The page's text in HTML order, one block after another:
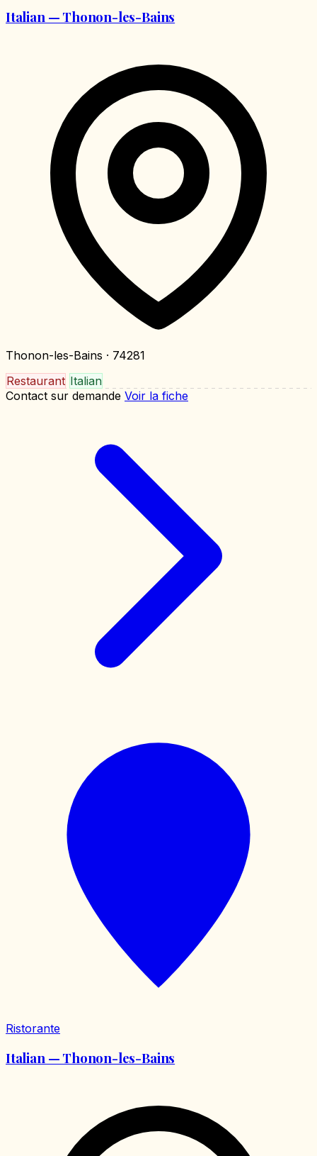
Italian — Thonon-les-Bains
Thonon-les-Bains · 74281
Restaurant Italian
Contact sur demande Voir la fiche
Ristorante
Italian — Thonon-les-Bains